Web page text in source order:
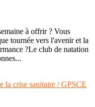
à offrir ? Vous
tournée vers l'avenir et la
?Le club de natation